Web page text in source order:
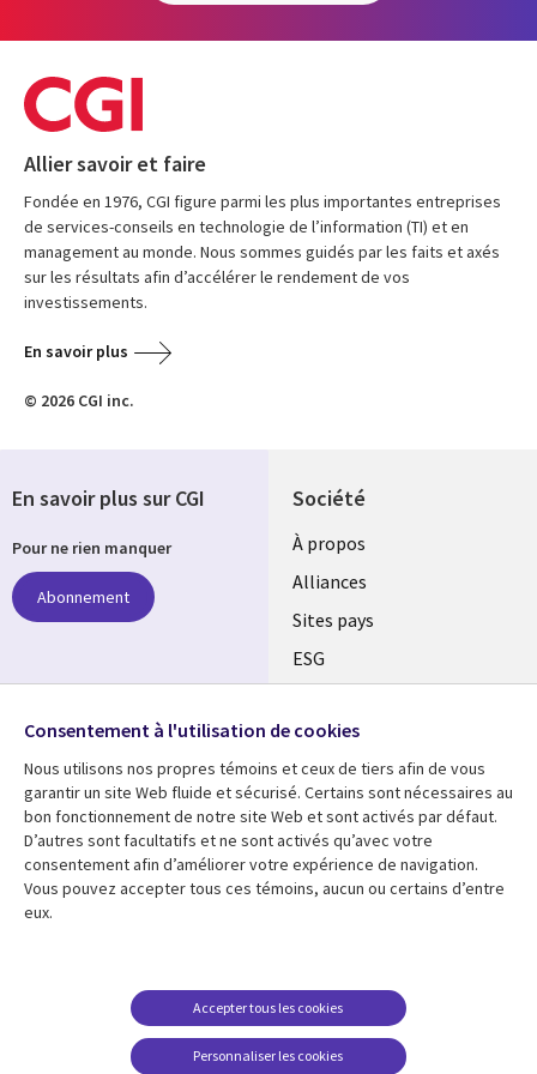
Allier savoir et faire
Fondée en 1976, CGI figure parmi les plus importantes entreprises
de services-conseils en technologie de l’information (TI) et en
management au monde. Nous sommes guidés par les faits et axés
sur les résultats afin d’accélérer le rendement de vos
investissements.
En savoir plus
© 2026 CGI inc.
Société
À propos
Alliances
Sites pays
ESG
Fusions
Salle de presse
Ressources
Articles
Études de cas
Support
Restrictions et
conditions juridiques
Carrières FAQ
En savoir plus sur CGI
Pour ne rien manquer
Abonnement
Suivez-nous
Social
Media
Global
FR
Consentement à l'utilisation de cookies
Nous utilisons nos propres témoins et ceux de tiers afin de vous
garantir un site Web fluide et sécurisé. Certains sont nécessaires au
bon fonctionnement de notre site Web et sont activés par défaut.
D’autres sont facultatifs et ne sont activés qu’avec votre
consentement afin d’améliorer votre expérience de navigation.
Vous pouvez accepter tous ces témoins, aucun ou certains d’entre
eux.
Personnaliser les cookies
Accepter tous les cookies